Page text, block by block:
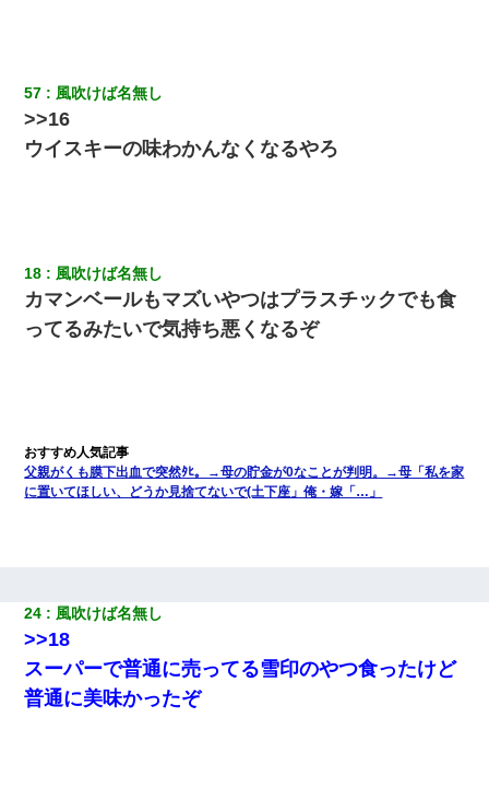
57 風吹けば名無し
>>16
ウイスキーの味わかんなくなるやろ
18 風吹けば名無し
カマンベールもマズいやつはプラスチックでも食
ってるみたいで気持ち悪くなるぞ
父親がくも膜下出血で突然ﾀﾋ。→母の貯金が0なことが判明。→母「私を家
に置いてほしい、どうか見捨てないで(土下座」俺・嫁「…」
24 風吹けば名無し
>>18
スーパーで普通に売ってる雪印のやつ食ったけど
普通に美味かったぞ